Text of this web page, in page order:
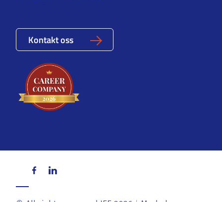
Kontakt oss